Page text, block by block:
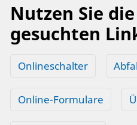
Nutzen Sie
gesuchten
Onlineschalter
Online-Formulare